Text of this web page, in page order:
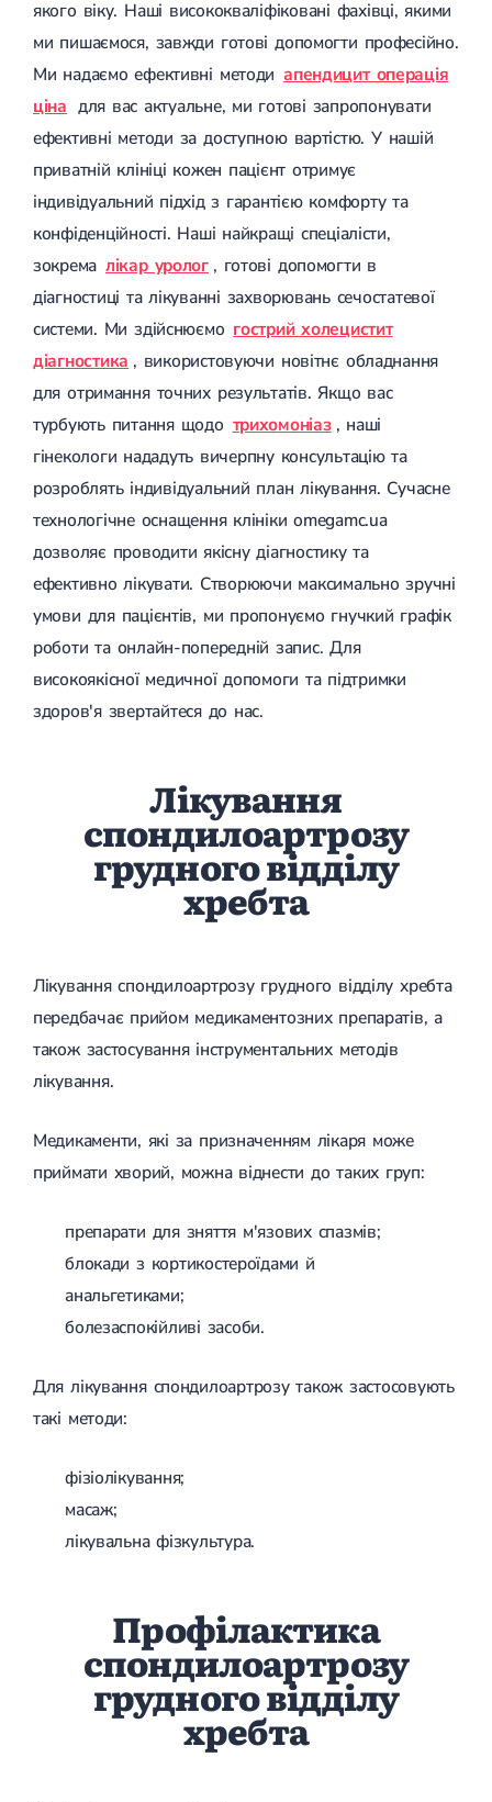
якого віку. Наші висококваліфіковані фахівці, якими
ми пишаємося, завжди готові допомогти професійно.
Ми надаємо ефективні методи апендицит операція
ціна для вас актуальне, ми готові запропонувати
ефективні методи за доступною вартістю. У нашій
приватній клініці кожен пацієнт отримує
індивідуальний підхід з гарантією комфорту та
конфіденційності. Наші найкращі спеціалісти,
зокрема лікар уролог , готові допомогти в
діагностиці та лікуванні захворювань сечостатевої
системи. Ми здійснюємо гострий холецистит
діагностика , використовуючи новітнє обладнання
для отримання точних результатів. Якщо вас
турбують питання щодо трихомоніаз , наші
гінекологи нададуть вичерпну консультацію та
розроблять індивідуальний план лікування. Сучасне
технологічне оснащення клініки omegamc.ua
дозволяє проводити якісну діагностику та
ефективно лікувати. Створюючи максимально зручні
умови для пацієнтів, ми пропонуємо гнучкий графік
роботи та онлайн-попередній запис. Для
високоякісної медичної допомоги та підтримки
здоров'я звертайтеся до нас.
Лікування
спондилоартрозу
грудного відділу
хребта
Лікування спондилоартрозу грудного відділу хребта
передбачає прийом медикаментозних препаратів, а
також застосування інструментальних методів
лікування.
Медикаменти, які за призначенням лікаря може
приймати хворий, можна віднести до таких груп:
препарати для зняття м'язових спазмів;
блокади з кортикостероїдами й
анальгетиками;
болезаспокійливі засоби.
Для лікування спондилоартрозу також застосовують
такі методи:
фізіолікування;
масаж;
лікувальна фізкультура.
Профілактика
спондилоартрозу
грудного відділу
хребта